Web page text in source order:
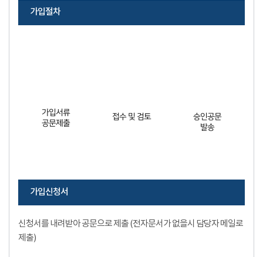
가입절차
가입서류
공문제출
접수 및 검토
승인공문
발송
가입신청서
신청서를 내려받아 공문으로 제출 (전자문서가 없을시 담당자 메일로
제출)